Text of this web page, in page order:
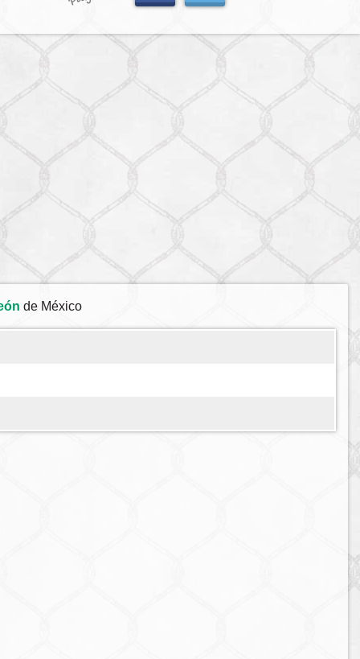
de México